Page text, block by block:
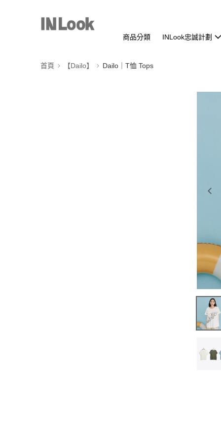
商品分類 INLook忠誠計劃
首頁 【Dailo】 Dailo｜T恤 Tops